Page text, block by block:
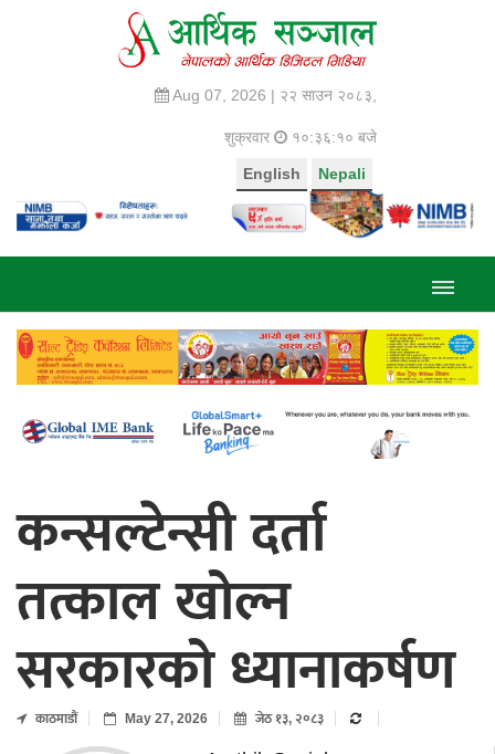
Aug 07, 2026 | २२ साउन २०८३,
शुक्रवार १०:३६:१० बजे
Nepali
English
कन्सल्टेन्सी दर्ता
तत्काल खोल्न
सरकारको ध्यानाकर्षण
काठमाडाैं May 27, 2026 जेठ १३, २०८३